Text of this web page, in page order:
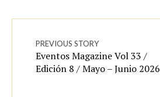
PREVIOUS STORY
Eventos Magazine Vol 33 /
Edición 8 / Mayo – Junio 2026